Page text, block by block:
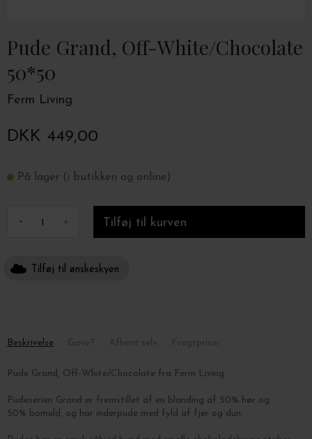
Pude Grand, Off-White/Chocolate
50*50
Ferm Living
DKK 449,00
På lager (i butikken og online)
- +
Tilføj til ønskeskyen
Beskrivelse
Pude Grand, Off-White/Chocolate fra Ferm Living
Pudeserien Grand er fremstillet af en blanding af 50% hør og
50% bomuld, og har inderpude med fyld af fjer og dun.